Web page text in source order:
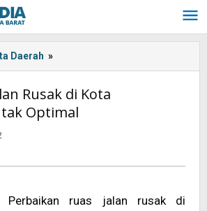
Daerah »
-:IN-
>Perbaikan
Jalan
Optimal<!-
Rusak di Kota
Optimal
Perbaikan ruas jalan rusak di